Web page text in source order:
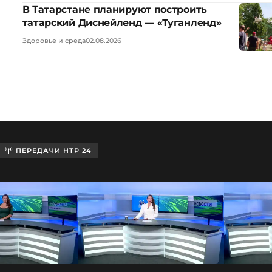
В Татарстане планируют построить
татарский Диснейленд — «Туганленд»
Здоровье и среда02.08.2026
ПЕРЕДАЧИ НТР 24